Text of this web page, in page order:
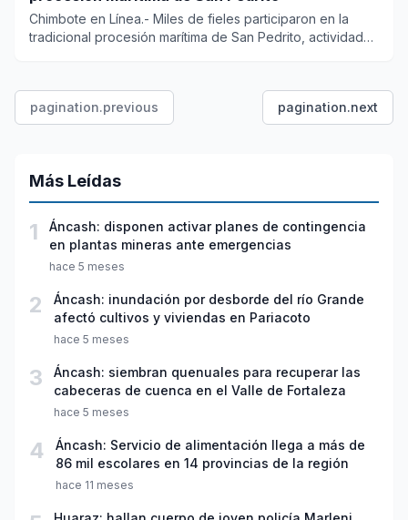
Chimbote en Línea.- Miles de fieles participaron en la
tradicional procesión marítima de San Pedrito, actividad
pagination.previous pagination.next
Más Leídas
1
Áncash: disponen activar planes de contingencia
en plantas mineras ante emergencias
hace 5 meses
2
Áncash: inundación por desborde del río Grande
afectó cultivos y viviendas en Pariacoto
hace 5 meses
3
Áncash: siembran quenuales para recuperar las
cabeceras de cuenca en el Valle de Fortaleza
hace 5 meses
4
Áncash: Servicio de alimentación llega a más de
86 mil escolares en 14 provincias de la región
hace 11 meses